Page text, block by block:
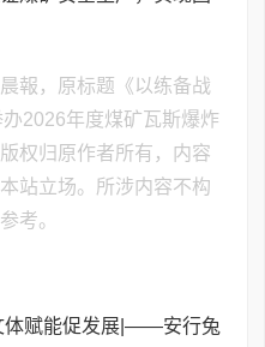
報，原标题《以练备战
2026年度煤矿瓦斯爆炸
权归原作者所有，内容
站立场。所涉内容不构
考。
体赋能促发展|——安行兔